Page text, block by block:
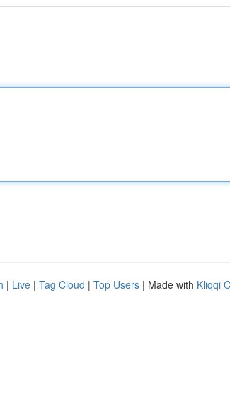
| Live | Tag Cloud | Top Users | Made with Kliqqi